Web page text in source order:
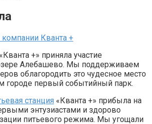
компании Кванта +
+» приняла участие
Алебашево. Мы поддерживаем
облагородить это чудесное место
городе первый событийный парк.
станция «Кванта +» прибыла на
энтузиастами и здорово
питьевого режима. Мы угощали